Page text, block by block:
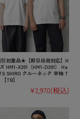
対象品★【即日出荷対応】H
HM1-X201（HM1-D201） Ha
SHIRO クルーネック 半袖 T
TB】
¥2,970(税込)